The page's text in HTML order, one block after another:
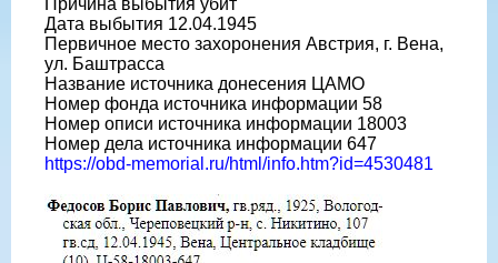
Причина выбытия убит
Дата выбытия 12.04.1945
Первичное место захоронения Австрия, г. Вена,
ул. Баштрасса
Название источника донесения ЦАМО
Номер фонда источника информации 58
Номер описи источника информации 18003
Номер дела источника информации 647
https://obd-memorial.ru/html/info.htm?id=4530481